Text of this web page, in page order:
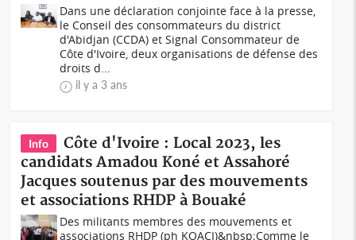
Dans une déclaration conjointe face à la presse,
le Conseil des consommateurs du district
d'Abidjan (CCDA) et Signal Consommateur de
Côte d'Ivoire, deux organisations de défense des
droits d...
il y a 3 ans
Info
Côte d'Ivoire : Local 2023, les
candidats Amadou Koné et Assahoré
Jacques soutenus par des mouvements
et associations RHDP à Bouaké
Des militants membres des mouvements et
associations RHDP (ph KOACI)&nbsp;Comme le